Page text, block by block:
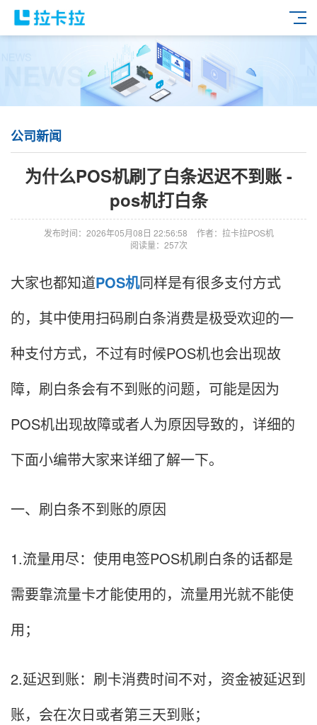
公司新闻
为什么POS机刷了白条迟迟不到账 -
pos机打白条
发布时间：2026年05月08日 22:56:58
作者：拉卡拉POS机
阅读量：257次
大家也都知道POS机同样是有很多支付方式
的，其中使用扫码刷白条消费是极受欢迎的一
种支付方式，不过有时候POS机也会出现故
障，刷白条会有不到账的问题，可能是因为
POS机出现故障或者人为原因导致的，详细的
下面小编带大家来详细了解一下。
一、刷白条不到账的原因
1.流量用尽：使用电签POS机刷白条的话都是
需要靠流量卡才能使用的，流量用光就不能使
用；
2.延迟到账：刷卡消费时间不对，资金被延迟到
账，会在次日或者第三天到账；